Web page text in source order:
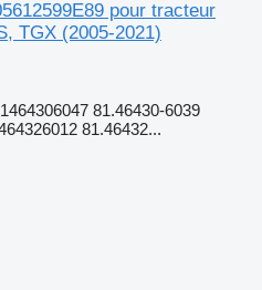
pour tracteur
TGX (2005-2021)
81.46430-6039
81.46432...